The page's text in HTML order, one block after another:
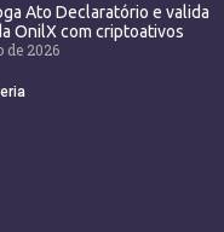
Ato Declaratório e valida
OnilX com criptoativos
de 2026